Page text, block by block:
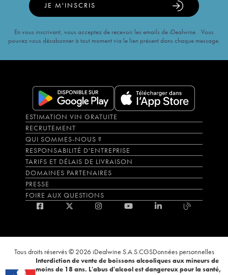
JE M'INSCRIS
En vous inscrivant, vous acceptez de recevoir les emails de iDealwine. Vous
pouvez vous désabonner à tout moment via le lien présent dans chaque message.
ESTIMATION VIN GRATUITE
RECRUTEMENT
QUI SOMMES-NOUS ?
RESPONSABILITÉ D'ENTREPRISE
TARIFS ET DÉLAIS DE LIVRAISON
DOMAINES PARTENAIRES
PRESSE
FOIRE AUX QUESTIONS
Tous droits réservés © 2026 iDealwine S.A.S.CGSDonnées personnelles
Interdiction de vente de boissons alcooliques aux mineurs de
moins de 18 ans. L'abus d'alcool est dangereux pour la santé,